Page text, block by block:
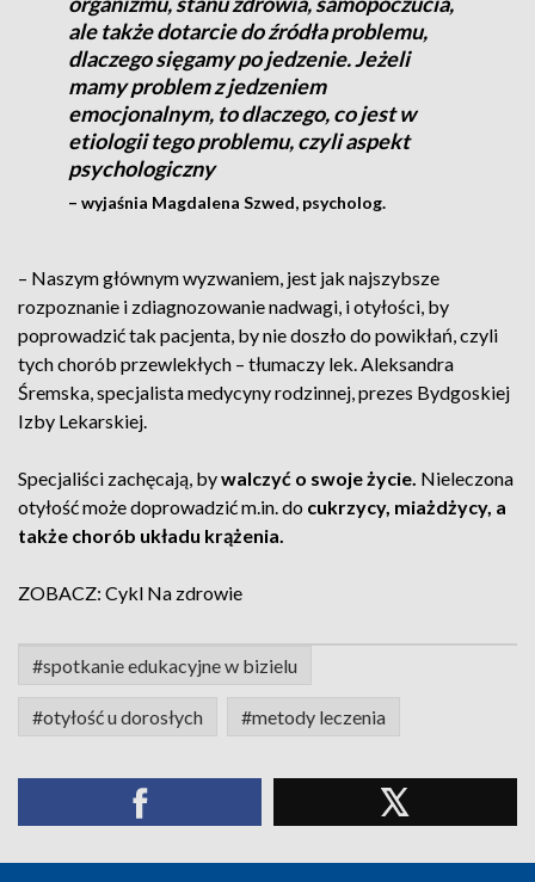
ale także dotarcie do źródła problemu,
dlaczego sięgamy po jedzenie. Jeżeli
mamy problem z jedzeniem
emocjonalnym, to dlaczego, co jest w
etiologii tego problemu, czyli aspekt
psychologiczny
– wyjaśnia Magdalena Szwed, psycholog.
– Naszym głównym wyzwaniem, jest jak najszybsze
rozpoznanie i zdiagnozowanie nadwagi, i otyłości, by
poprowadzić tak pacjenta, by nie doszło do powikłań, czyli
tych chorób przewlekłych – tłumaczy lek. Aleksandra
Śremska, specjalista medycyny rodzinnej, prezes Bydgoskiej
Izby Lekarskiej.
Specjaliści zachęcają, bywalczyć o swoje życie. Nieleczona
otyłość może doprowadzić m.in. do cukrzycy, miażdżycy, a
także chorób układu krążenia.
ZOBACZ: Cykl Na zdrowie
#spotkanie edukacyjne w bizielu
#otyłość u dorosłych #metody leczenia